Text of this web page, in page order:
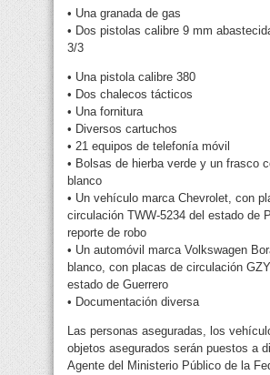
• Una granada de gas
• Dos pistolas calibre 9 mm
3/3
• Una pistola calibre 380
• Dos chalecos tácticos
• Una fornitura
• Diversos cartuchos
• 21 equipos de telefonía móvil
• Bolsas de hierba verde y un frasco
blanco
• Un vehículo marca Chevrolet, con
circulación TWW-5234 del estado de
reporte de robo
• Un automóvil marca Volkswagen
blanco, con placas de circulación
estado de Guerrero
• Documentación diversa
Las personas aseguradas, los
objetos asegurados serán puestos a
Agente del Ministerio Público de la